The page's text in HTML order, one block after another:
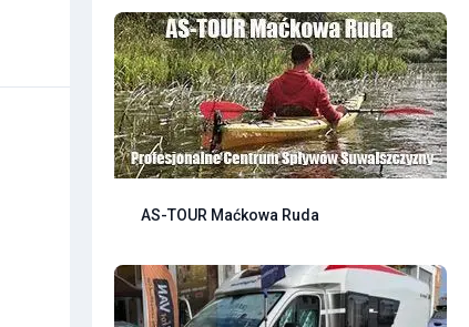
AS-TOUR Maćkowa Ruda